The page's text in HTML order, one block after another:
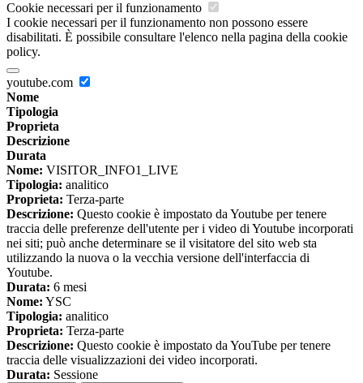
Cookie necessari per il funzionamento
I cookie necessari per il funzionamento non possono essere
disabilitati. È possibile consultare l'elenco nella pagina della cookie
policy.
youtube.com
Nome
Tipologia
Proprieta
Descrizione
Durata
Nome: VISITOR_INFO1_LIVE
Tipologia: analitico
Proprieta: Terza-parte
Descrizione: Questo cookie è impostato da Youtube per tenere
traccia delle preferenze dell'utente per i video di Youtube incorporati
nei siti; può anche determinare se il visitatore del sito web sta
utilizzando la nuova o la vecchia versione dell'interfaccia di
Youtube.
Durata: 6 mesi
Nome: YSC
Tipologia: analitico
Proprieta: Terza-parte
Descrizione: Questo cookie è impostato da YouTube per tenere
traccia delle visualizzazioni dei video incorporati.
Durata: Sessione